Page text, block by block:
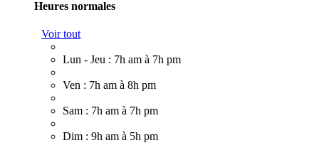
Heures normales
Voir tout
Lun - Jeu : 7h am à 7h pm
Ven : 7h am à 8h pm
Sam : 7h am à 7h pm
Dim : 9h am à 5h pm